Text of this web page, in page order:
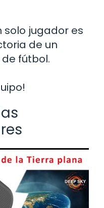
solo jugador es
de un
fútbol.